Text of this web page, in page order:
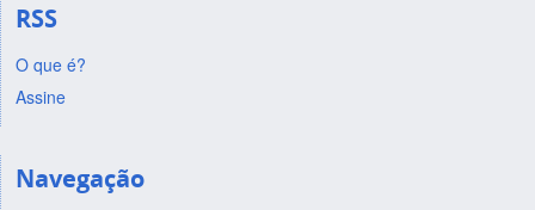
RSS
O que é?
Assine
Navegação